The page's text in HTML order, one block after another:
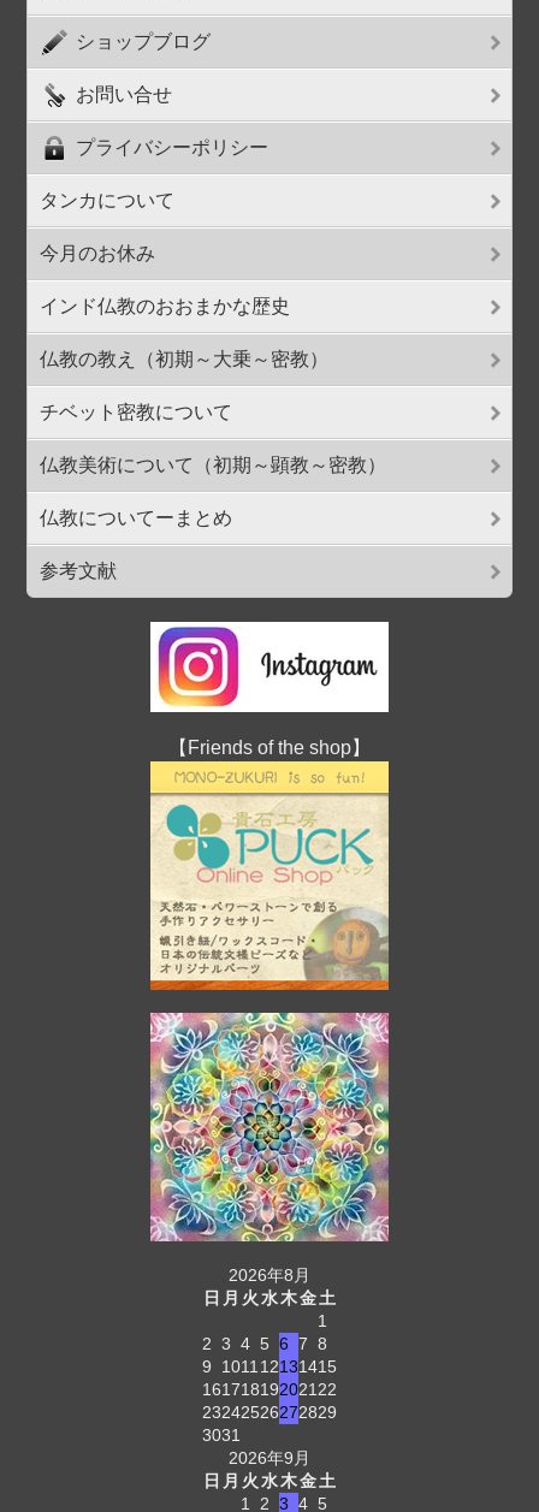
ショップブログ
お問い合せ
プライバシーポリシー
タンカについて
今月のお休み
インド仏教のおおまかな歴史
仏教の教え（初期～大乗～密教）
チベット密教について
仏教美術について（初期～顕教～密教）
仏教についてーまとめ
参考文献
【Friends of the shop】
2026年8月
日 月 火水木金土
1
2 3 4 5 6 7 8
9
1011 12131415
161718192021 22
23242526272829
3031
2026年9月
日 月 火水木金土
1
2 3 4 5